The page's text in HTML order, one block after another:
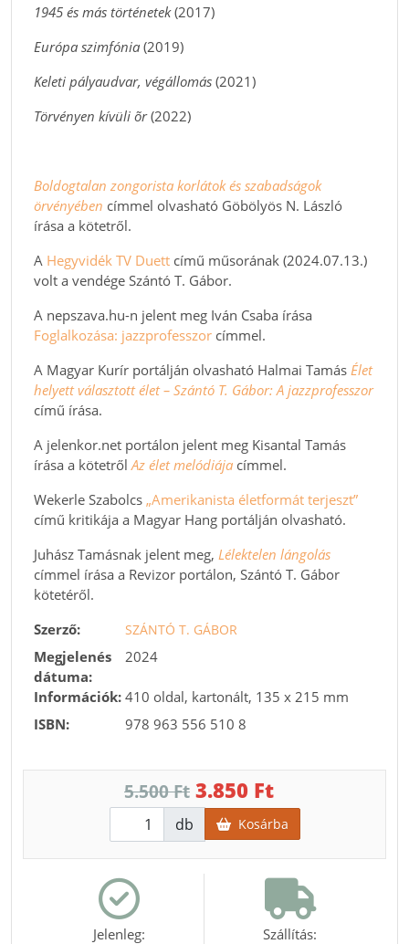
1945 és más történetek(2017)
Európa szimfónia (2019)
Keleti pályaudvar, végállomás (2021)
Törvényen kívüli õr(2022)
Boldogtalan zongorista korlátok és szabadságok
örvényében címmel olvasható Göbölyös N. László
írása a kötetről.
A Hegyvidék TV Duett című műsorának (2024.07.13.)
volt a vendége Szántó T. Gábor.
A nepszava.hu-n jelent meg Iván Csaba írása
Foglalkozása: jazzprofesszor címmel.
A Magyar Kurír portálján olvasható Halmai Tamás Élet
helyett választott élet – Szántó T. Gábor: A jazzprofesszor
című írása.
A jelenkor.net portálon jelent meg Kisantal Tamás
írása a kötetről Az élet melódiája címmel.
Wekerle Szabolcs „Amerikanista életformát terjeszt”
című kritikája a Magyar Hang portálján olvasható.
Juhász Tamásnak jelent meg, Lélektelen lángolás
címmel írása a Revizor portálon, Szántó T. Gábor
kötetéről.
Szerző:
SZÁNTÓ T. GÁBOR
Megjelenés
dátuma:
2024
Információk: 410 oldal, kartonált, 135 x 215 mm
ISBN:
978 963 556 510 8
5.500 Ft 3.850 Ft
db Kosárba
Jelenleg: Szállítás: